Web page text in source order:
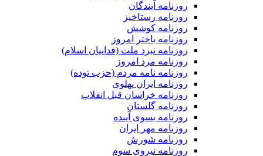
روزنامه آیندگان
روزنامه رستاخیز
روزنامه کوشش
روزنامه باختر امروز
روزنامه نبرد ملت (فداییان اسلام)
روزنامه مرد امروز
روزنامه نامه مردم (حزب توده)
روزنامه ایران پهلوی
روزنامه خراسان قبل انقلاب
روزنامه گلستان
روزنامه بسوی آینده
روزنامه مهر ایران
روزنامه شورش
روزنامه نیروی سوم